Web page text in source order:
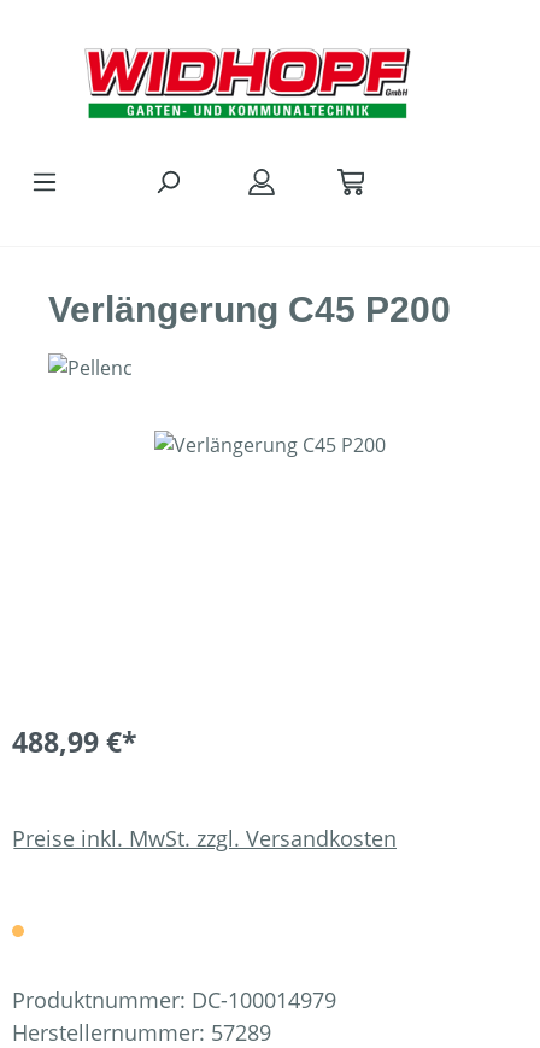
Verlängerung C45 P200
Bildergalerie überspringen
488,99 €*
Preise inkl. MwSt. zzgl. Versandkosten
Produktnummer: DC-100014979
Herstellernummer: 57289